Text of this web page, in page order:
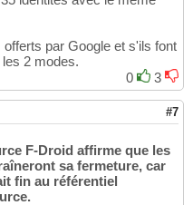
par Google et s'ils font
2 modes.
0
3
#7
F-Droid affirme que les
sa fermeture, car
fin au référentiel